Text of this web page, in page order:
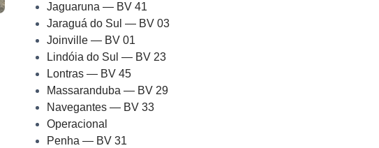
Jaguaruna — BV 41
Jaraguá do Sul — BV 03
Joinville — BV 01
Lindóia do Sul — BV 23
Lontras — BV 45
Massaranduba — BV 29
Navegantes — BV 33
Operacional
Penha — BV 31